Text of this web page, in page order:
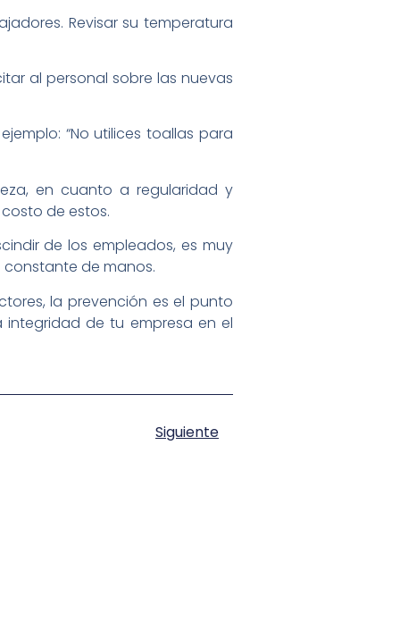
Revisar su temperatura
al personal sobre las nuevas
“No utilices toallas para
en cuanto a regularidad y
de estos.
de los empleados, es muy
de manos.
la prevención es el punto
de tu empresa en el
Siguiente